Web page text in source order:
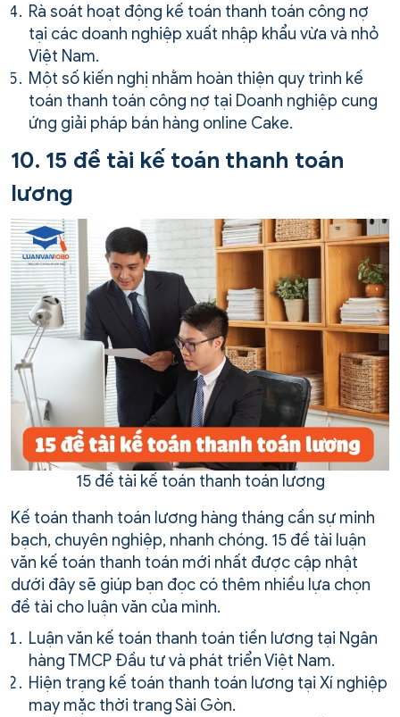
Rà soát hoạt động kế toán thanh toán công nợ
tại các doanh nghiệp xuất nhập khẩu vừa và nhỏ
Việt Nam.
Một số kiến nghị nhằm hoàn thiện quy trình kế
toán thanh toán công nợ tại Doanh nghiệp cung
ứng giải pháp bán hàng online Cake.
10. 15 đề tài kế toán thanh toán
lương
15 đề tài kế toán thanh toán lương
Kế toán thanh toán lương hàng tháng cần sự minh
bạch, chuyên nghiệp, nhanh chóng. 15 đề tài luận
văn kế toán thanh toán mới nhất được cập nhật
dưới đây sẽ giúp bạn đọc có thêm nhiều lựa chọn
đề tài cho luận văn của mình.
Luận văn kế toán thanh toán tiền lương tại Ngân
hàng TMCP Đầu tư và phát triển Việt Nam.
Hiện trạng kế toán thanh toán lương tại Xí nghiệp
may mặc thời trang Sài Gòn.